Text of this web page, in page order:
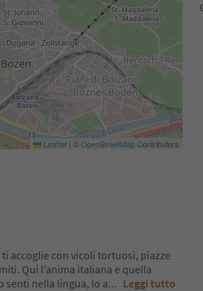
Leaflet | ©OpenStreetMapContributors
accoglie con vicoli tortuosi, piazze
Qui l’anima italiana e quella
senti nella lingua, lo a... Leggi tutto